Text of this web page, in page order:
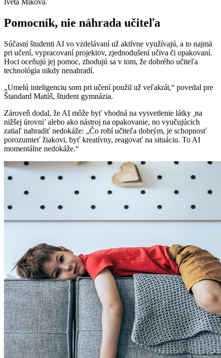
Pomocník, nie náhrada učiteľa
Súčasní študenti AI vo vzdelávaní už aktívne využívajú, a to najmä
pri učení, vypracovaní projektov, zjednodušení učiva či opakovaní.
Hoci oceňujú jej pomoc, zhodujú sa v tom, že dobrého učiteľa
technológia nikdy nenahradí.
„Umelú inteligenciu som pri učení použil už veľakrát,“ povedal pre
Štandard Matúš, študent gymnázia.
Zároveň dodal, že AI môže byť vhodná na vysvetlenie látky na
nižšej úrovni’ alebo ako nástroj na opakovanie, no vyučujúcich
zatiaľ nahradiť nedokáže: „Čo robí učiteľa dobrým, je schopnosť
porozumieť žiakovi, byť kreatívny, reagovať na situáciu. To AI
momentálne nedokáže.“